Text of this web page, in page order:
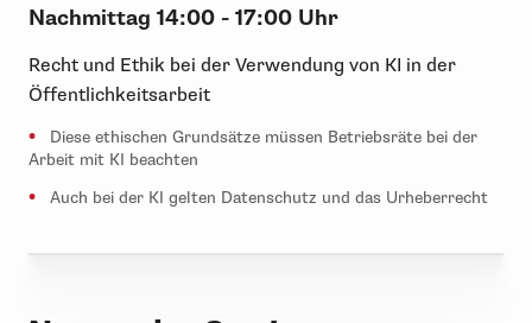
Nachmittag 14:00 - 17:00 Uhr
Recht und Ethik bei der Verwendung von KI in der
Öffentlichkeitsarbeit
Diese ethischen Grundsätze müssen Betriebsräte bei der
Arbeit mit KI beachten
Auch bei der KI gelten Datenschutz und das Urheberrecht